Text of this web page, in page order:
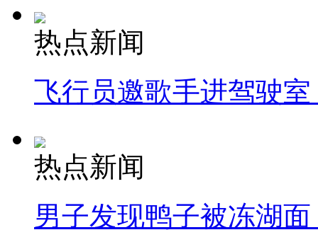
热点新闻
飞行员邀歌手进驾驶
热点新闻
男子发现鸭子被冻湖